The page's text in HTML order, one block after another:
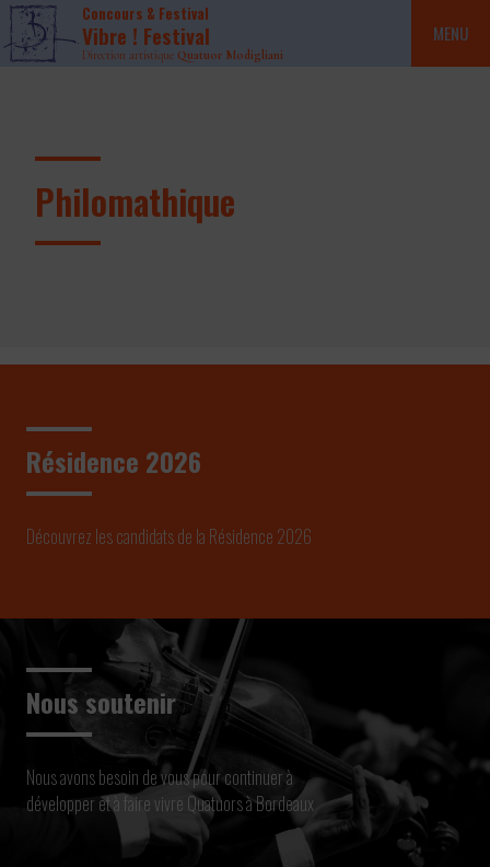
Concours & Festival
Vibre ! Festival
Direction artistique Quatuor Modigliani
MENU
Philomathique
Résidence 2026
Découvrez les candidats de la Résidence 2026
Nous soutenir
Nous avons besoin de vous pour continuer à
développer et à faire vivre Quatuors à Bordeaux